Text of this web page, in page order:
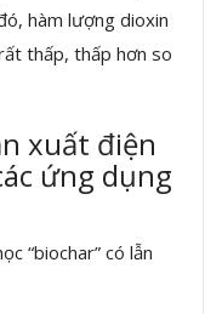
hàm lượng dioxin
thấp, thấp hơn so
xuất điện
ứng dụng
“biochar” có lẫn